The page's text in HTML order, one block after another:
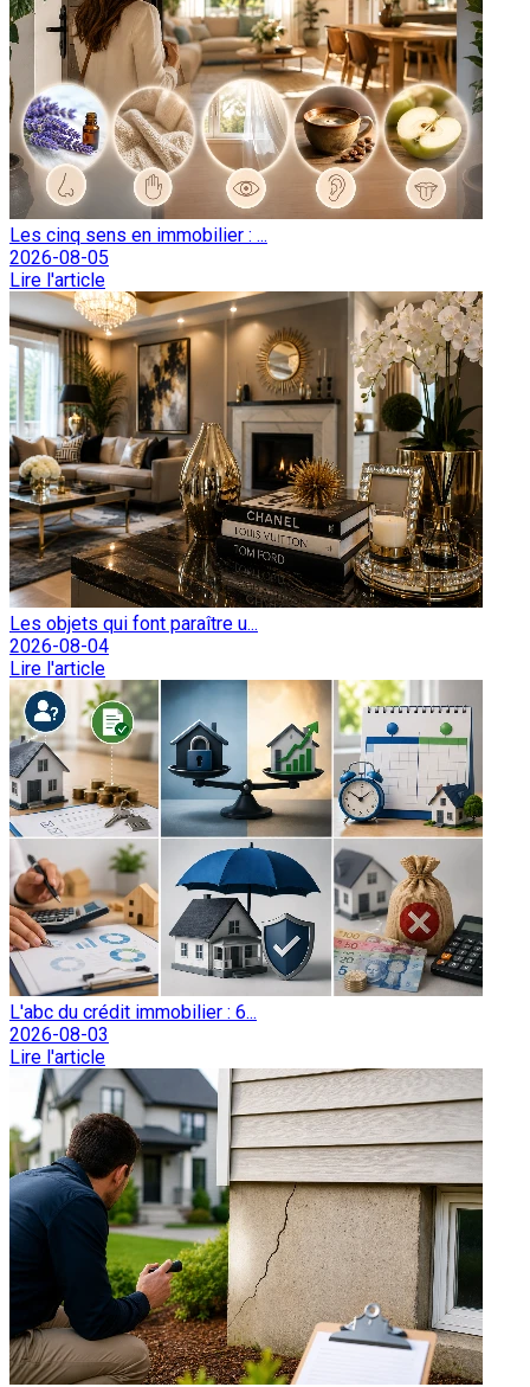
Les cinq sens en immobilier : ...
2026-08-05
Lire l'article
Les objets qui font paraître u...
2026-08-04
Lire l'article
L'abc du crédit immobilier : 6...
2026-08-03
Lire l'article